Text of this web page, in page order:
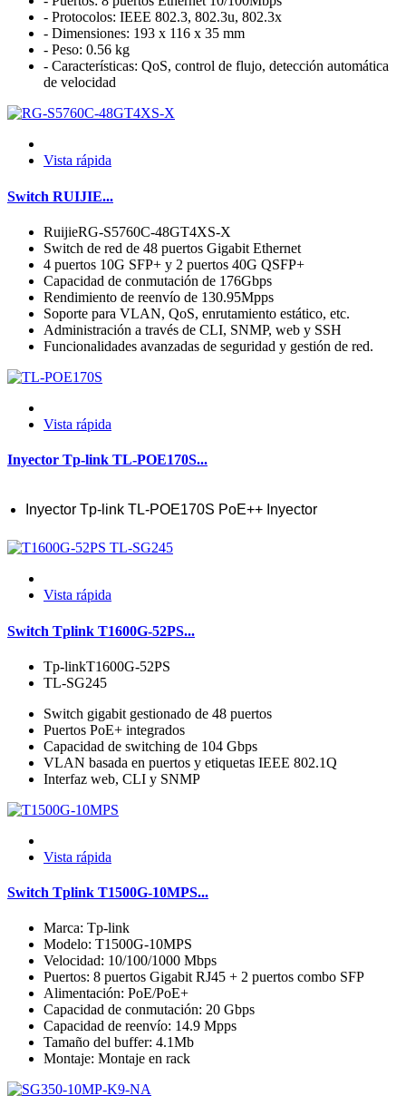
- Protocolos: IEEE 802.3, 802.3u, 802.3x
- Dimensiones: 193 x 116 x 35 mm
- Peso: 0.56 kg
- Características: QoS, control de flujo, detección automática
de velocidad
Vista rápida
Switch RUIJIE...
RuijieRG-S5760C-48GT4XS-X
Switch de red de 48 puertos Gigabit Ethernet
4 puertos 10G SFP+ y 2 puertos 40G QSFP+
Capacidad de conmutación de 176Gbps
Rendimiento de reenvío de 130.95Mpps
Soporte para VLAN, QoS, enrutamiento estático, etc.
Administración a través de CLI, SNMP, web y SSH
Funcionalidades avanzadas de seguridad y gestión de red.
Vista rápida
Inyector Tp-link TL-POE170S...
Inyector Tp-link TL-POE170S PoE++ Inyector
Vista rápida
Switch Tplink T1600G-52PS...
Tp-linkT1600G-52PS
TL-SG245
Switch gigabit gestionado de 48 puertos
Puertos PoE+ integrados
Capacidad de switching de 104 Gbps
VLAN basada en puertos y etiquetas IEEE 802.1Q
Interfaz web, CLI y SNMP
Vista rápida
Switch Tplink T1500G-10MPS...
Marca: Tp-link
Modelo: T1500G-10MPS
Velocidad: 10/100/1000 Mbps
Puertos: 8 puertos Gigabit RJ45 + 2 puertos combo SFP
Alimentación: PoE/PoE+
Capacidad de conmutación: 20 Gbps
Capacidad de reenvío: 14.9 Mpps
Tamaño del buffer: 4.1Mb
Montaje: Montaje en rack